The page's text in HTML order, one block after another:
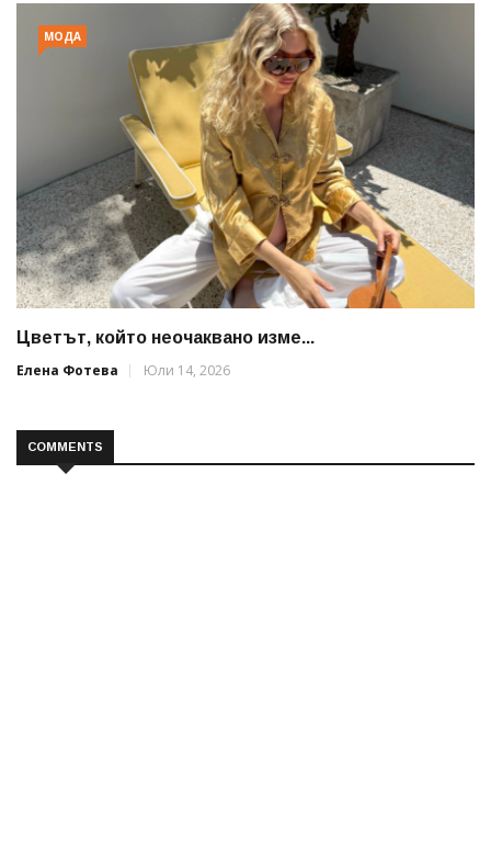
МОДА
Цветът, който неочаквано изме...
Елена Фотева
Юли 14, 2026
COMMENTS